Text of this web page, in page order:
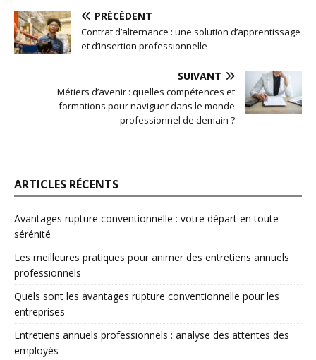
PRÉCÉDENT
Contrat d’alternance : une solution d’apprentissage
et d’insertion professionnelle
SUIVANT
Métiers d’avenir : quelles compétences et
formations pour naviguer dans le monde
professionnel de demain ?
ARTICLES RÉCENTS
Avantages rupture conventionnelle : votre départ en toute
sérénité
Les meilleures pratiques pour animer des entretiens annuels
professionnels
Quels sont les avantages rupture conventionnelle pour les
entreprises
Entretiens annuels professionnels : analyse des attentes des
employés